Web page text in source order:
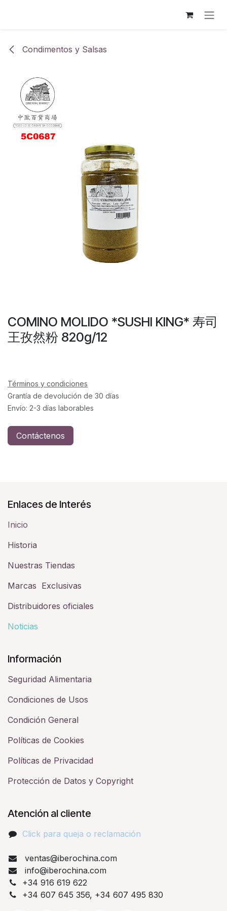
Condimentos y Salsas
COMINO MOLIDO *SUSHI KING* 寿司
王孜然粉 820g/12
Términos y condiciones
Grantía de devolución de 30 días
Envío: 2-3 días laborables
Contáctenos
Enlaces de Interés
Inicio
Historia​
Nuestras Tiendas
Marcas Exclusivas
Distribuidores oficiales
Noticias
Información
Seguridad Alimentaria
Condiciones de Usos
Condición General
Políticas de Cookies
Políticas de Privacidad
Protección de Datos y Copyright
Atención al cliente
Click para queja o reclamación​
ventas@iberochina.com
info@iberochina.com
+34 916 619 622
+34 607 645 356, +34 607 495 830